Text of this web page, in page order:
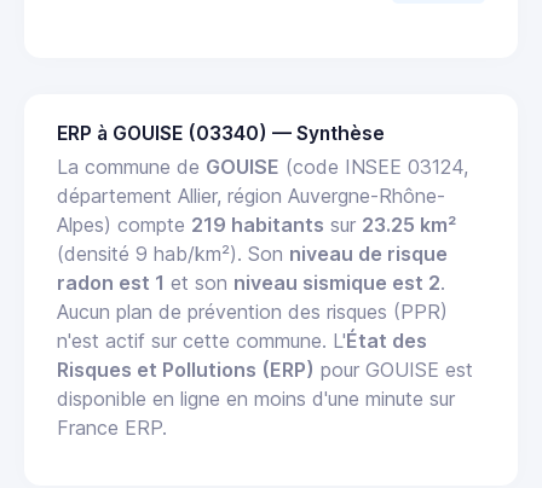
ERP à GOUISE (03340) — Synthèse
La commune de GOUISE (code INSEE 03124,
département Allier, région Auvergne-Rhône-
Alpes) compte 219 habitants sur 23.25 km²
(densité 9 hab/km²). Son niveau de risque
radon est 1 et son niveau sismique est 2.
Aucun plan de prévention des risques (PPR)
n'est actif sur cette commune. L'État des
Risques et Pollutions (ERP) pour GOUISE est
disponible en ligne en moins d'une minute sur
France ERP.